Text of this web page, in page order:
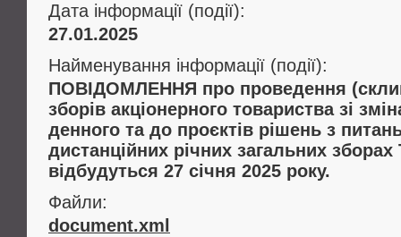
Дата інформації (події):
27.01.2025
Найменування інформації (події):
ПОВІДОМЛЕННЯ про проведення
зборів акціонерного товариства зі
денного та до проєктів рішень з
дистанційних річних загальних
відбудуться 27 січня 2025 року.
Файли:
document.xml